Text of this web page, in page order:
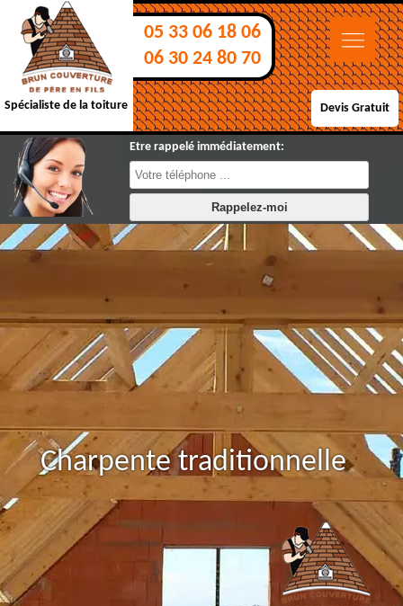
Spécialiste de la toiture
05 33 06 18 06
06 30 24 80 70
Devis Gratuit
Etre rappelé immédiatement:
Charpente traditionnelle